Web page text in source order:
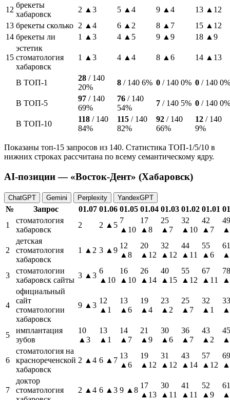
12
брекеты
хабаровск
2 ▲3 5 ▲4 9 ▲4 13 ▲12
13 брекеты сколько 2 ▲4 6 ▲2 8 ▲7 15 ▲12
14 брекеты ли 1 ▲3 4 ▲5 9 ▲9 18 ▲9
15
эстетик
стоматология
хабаровск
1 ▲3 4 ▲4 8 ▲6 14 ▲13
В ТОП-1
28 / 140
20%
8 / 140 6% 0 / 140 0% 0 / 140 0%
В ТОП-5
97 / 140
69%
76 / 140
54%
7 / 140 5% 0 / 140 0%
В ТОП-10
118 / 140
84%
115 / 140
82%
92 / 140
66%
12 / 140
9%
Показаны топ-15 запросов из 140. Статистика ТОП-1/5/10 в
нижних строках рассчитана по всему семантическому ядру.
AI-позиции — «Восток-Дент» (Хабаровск)
ChatGPT Gemini Perplexity YandexGPT
№ Запрос 01.07 01.06 01.05 01.04 01.03 01.02 01.01
1
стоматология
хабаровск
2 2 ▲5
7
▲10
17
▲8
25
▲7
32
▲10
42
▲7
49
2
детская
стоматология
хабаровск
1 ▲2 3 ▲9
12
▲8
20
▲12
32
▲12
44
▲11
55
▲6
61
3
стоматологии
хабаровск сайты
3 ▲3
6
▲10
16
▲10
26
▲14
40
▲15
55
▲12
67
▲11
78
4
официальный
сайт
стоматологии
хабаровск
9 ▲3
12
▲1
13
▲6
19
▲4
23
▲2
25
▲7
32
▲1
33
5
имплантация
зубов
10
▲3
13
▲1
14
▲7
21
▲9
30
▲6
36
▲7
43
▲2
45
6
стоматология на
краснореченской
хабаровск
2 ▲4 6 ▲7
13
▲6
19
▲12
31
▲12
43
▲14
57
▲12
69
7
доктор
стоматология
2 ▲4 6 ▲3 9 ▲8
17
▲13
30
▲11
41
▲11
52
▲9
61